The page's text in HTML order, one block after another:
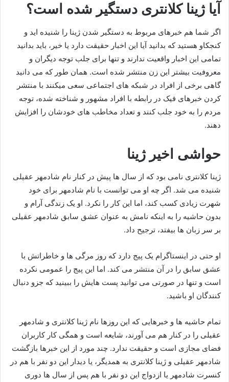
آیا ژینا کلانتری دستگیر شده است؟
اگر شما هم خبرهای مربوط به دستگیر شدن ژینا را شنیده اید و
کنجکاو هستید که بدانید آیا این اخبار حقیقت دارد یا خیر، باید بدانید
تمامی این اخبار واقعیت ندارند و تنها برای جلب توجه دیگران و
معروفیت بیشتر این زن منتشر شده است. همان طور که می دانید
گاهی برخی از افراد در شبکه های اجتماعی سعی میکنند با منتشر
کردن خبرهای فیک در رابطه با افراد مشهور و شناخته شده، توجه
مردم را به خود جلب کنند و تعداد مخاطب های خودشان را افزایش
دهند.
حواشی اخیر ژینا
ژینا کلانتری نامی بود که از سال ها پیش در کنار نام شادمهر عقیلی
شنیده می شد. اگر چه او می توانست با نام شادمهر برای خود
شهرت زیادی کسب کند، اما این کار را نکرد. او یک زندگی آرام و
بدون حاشیه را به اینکه نامش به عنوان عشق سابق شادمهر عقیلی
بر سر زبان ها بیفتد، ترجیح داد.
او حتی در اینستاگرام یک پیج دارد که روز مرگی ها و خاطراتش با
عشق سابق را در آن منتشر می کند. اما این پیج را عمومی نکرده
است و تنها در صورتی می توانید پست هایش را ببینید که جزو دنبال
کنندگان او باشید.
تمام حاشیه ها و خبرهایی که این روزها نام ژینا کلانتری و شادمهر
عقیلی را در کنار هم می آورند، شایعه است و همگی کار کاربران
فضای مجازی است و حقیقت ندارد. چند مورد از این خبرها بازگشت
شادمهر عقیلی و ژینا کلانتری به همدیگر، یا دیدار این دو نفر با هم در
کنسرت شادمهر یا ازدواج این دو نفر با هم پس از سال ها دوری